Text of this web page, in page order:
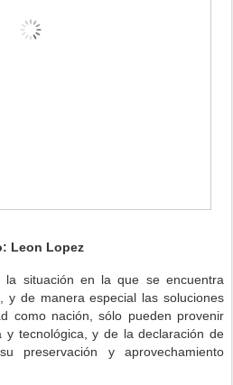
Leon Lopez
la situación en la que se encuentra
y de manera especial las soluciones
como nación, sólo pueden provenir
y tecnológica, y de la declaración de
preservación y aprovechamiento